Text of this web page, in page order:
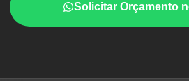
Solicitar Orçamento